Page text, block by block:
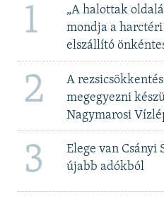
1
„A halottak
mondja a
elszállító
2
A
megegyezni
Nagymarosi
3
Elege van Csányi
újabb adókból